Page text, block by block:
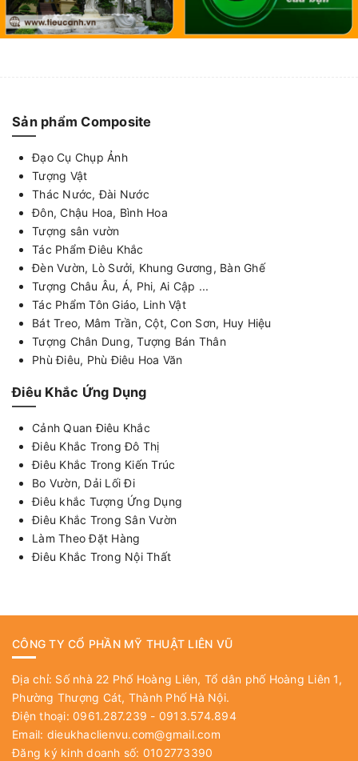
Sản phẩm Composite
Đạo Cụ Chụp Ảnh
Tượng Vật
Thác Nước, Đài Nước
Đôn, Chậu Hoa, Bình Hoa
Tượng sân vườn
Tác Phẩm Điêu Khắc
Đèn Vườn, Lò Sưởi, Khung Gương, Bàn Ghế
Tượng Châu Âu, Á, Phi, Ai Cập ...
Tác Phẩm Tôn Giáo, Linh Vật
Bát Treo, Mâm Trần, Cột, Con Sơn, Huy Hiệu
Tượng Chân Dung, Tượng Bán Thân
Phù Điêu, Phù Điêu Hoa Văn
Điêu Khắc Ứng Dụng
Cảnh Quan Điêu Khắc
Điêu Khắc Trong Đô Thị
Điêu Khắc Trong Kiến Trúc
Bo Vườn, Dải Lối Đi
Điêu khắc Tượng Ứng Dụng
Điêu Khắc Trong Sân Vườn
Làm Theo Đặt Hàng
Điêu Khắc Trong Nội Thất
CÔNG TY CỔ PHẦN MỸ THUẬT LIÊN VŨ
Địa chỉ: Số nhà 22 Phố Hoàng Liên, Tổ dân phố Hoàng Liên 1,
Phường Thượng Cát, Thành Phố Hà Nội.
Điện thoại: 0961.287.239 - 0913.574.894
Email: dieukhaclienvu.com@gmail.com
Đăng ký kinh doanh số: 0102773390